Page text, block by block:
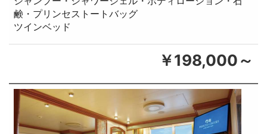
鹸・プリンセストートバッグ
ツインベッド
￥198,000～